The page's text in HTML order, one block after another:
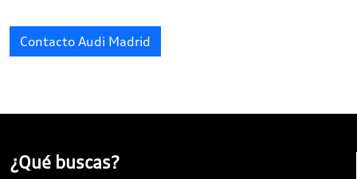
Contacto Audi Madrid
¿Qué buscas?